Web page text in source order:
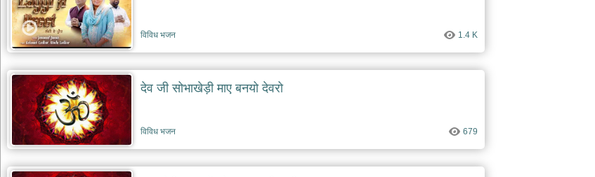
विविध भजन 1.4 K
देव जी सोभाखेड़ी माए बनयो देवरो
विविध भजन 679